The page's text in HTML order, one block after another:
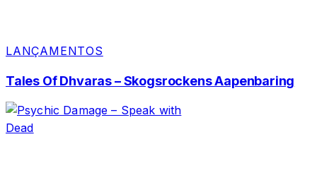
LANÇAMENTOS
Tales Of Dhvaras – Skogsrockens Aapenbaring